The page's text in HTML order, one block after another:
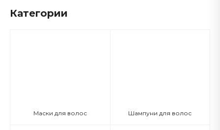
Категории
Маски для волос Шампуни для волос